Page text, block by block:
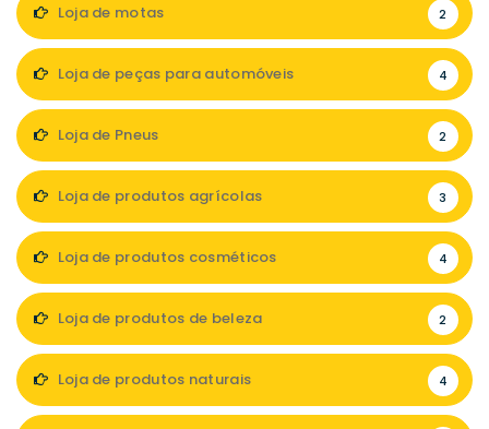
Loja de motas 2
Loja de peças para automóveis 4
Loja de Pneus 2
Loja de produtos agrícolas 3
Loja de produtos cosméticos 4
Loja de produtos de beleza 2
Loja de produtos naturais 4